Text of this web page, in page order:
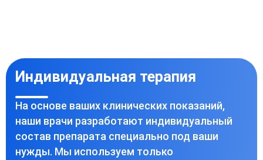
Индивидуальная терапия
На основе ваших клинических показаний,
наши врачи разработают индивидуальный
состав препарата специально под ваши
нужды. Мы используем только